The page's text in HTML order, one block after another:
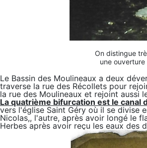
On distingue
une
Le Bassin des Moulineaux a deux
traverse la rue des Récollets pour
la rue des Moulineaux et rejoint aussi
La quatrième bifurcation est le canal
vers l'église Saint Géry où il se divise
Nicolas,, l'autre, après avoir longé le
Herbes après avoir reçu les eaux des